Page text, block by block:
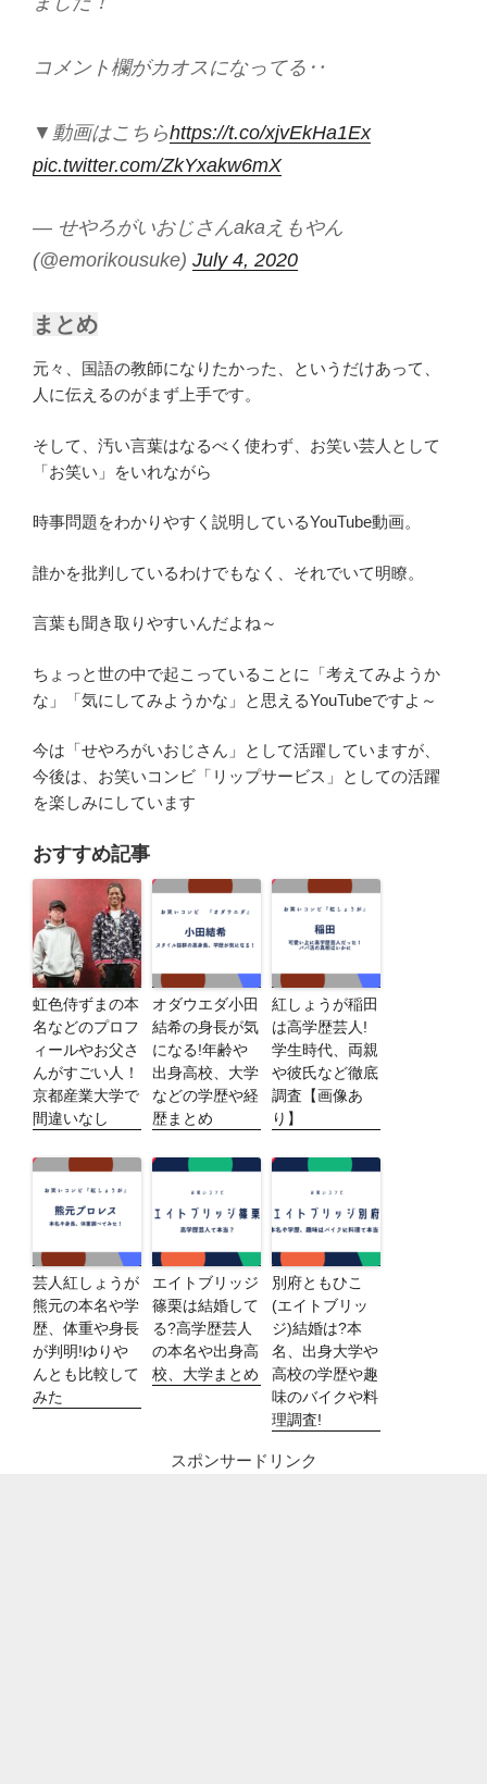
コメント欄がカオスになってる‥
▼動画はこちらhttps://t.co/xjvEkHa1Ex
pic.twitter.com/ZkYxakw6mX
— せやろがいおじさんakaえもやん
(@emorikousuke) July 4, 2020
まとめ
元々、国語の教師になりたかった、というだけあって、
人に伝えるのがまず上手です。
そして、汚い言葉はなるべく使わず、お笑い芸人として
「お笑い」をいれながら
時事問題をわかりやすく説明しているYouTube動画。
誰かを批判しているわけでもなく、それでいて明瞭。
言葉も聞き取りやすいんだよね～
ちょっと世の中で起こっていることに「考えてみようか
な」「気にしてみようかな」と思えるYouTubeですよ～
今は「せやろがいおじさん」として活躍していますが、
今後は、お笑いコンビ「リップサービス」としての活躍
を楽しみにしています
おすすめ記事
虹色侍ずまの本
名などのプロフ
ィールやお父さ
んがすごい人！
京都産業大学で
間違いなし
オダウエダ小田
結希の身長が気
になる!年齢や
出身高校、大学
などの学歴や経
歴まとめ
紅しょうが稲田
は高学歴芸人!
学生時代、両親
や彼氏など徹底
調査【画像あ
り】
芸人紅しょうが
熊元の本名や学
歴、体重や身長
が判明!ゆりや
んとも比較して
みた
エイトブリッジ
篠栗は結婚して
る?高学歴芸人
の本名や出身高
校、大学まとめ
別府ともひこ
(エイトブリッ
ジ)結婚は?本
名、出身大学や
高校の学歴や趣
味のバイクや料
理調査!
スポンサードリンク